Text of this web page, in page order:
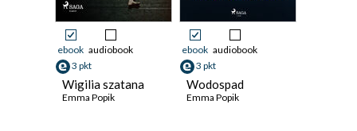
ebook audiobook
3 pkt
Wigilia szatana
Emma Popik
ebook audiobook
3 pkt
Wodospad
Emma Popik